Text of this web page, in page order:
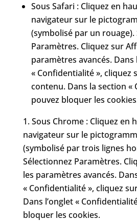
Sous Safari : Cliquez en
navigateur sur le
(symbolisé par un rouage).
Paramètres. Cliquez sur
paramètres avancés. Dans
« Confidentialité », cliquez
contenu. Dans la section «
pouvez bloquer les
Sous Chrome : Cliquez en
navigateur sur le
(symbolisé par trois lignes
Sélectionnez Paramètres.
les paramètres avancés.
« Confidentialité », cliquez
Dans l’onglet «
bloquer les cookies.